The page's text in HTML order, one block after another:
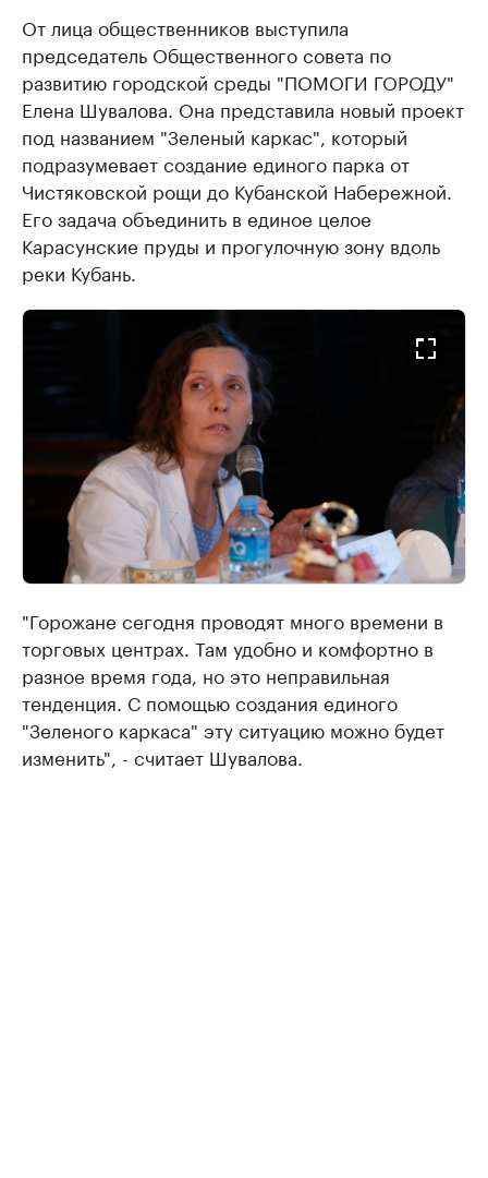
От лица общественников выступила
председатель Общественного совета по
развитию городской среды "ПОМОГИ ГОРОДУ"
Елена Шувалова. Она представила новый проект
под названием "Зеленый каркас", который
подразумевает создание единого парка от
Чистяковской рощи до Кубанской Набережной.
Его задача объединить в единое целое
Карасунские пруды и прогулочную зону вдоль
реки Кубань.
"Горожане сегодня проводят много времени в
торговых центрах. Там удобно и комфортно в
разное время года, но это неправильная
тенденция. С помощью создания единого
"Зеленого каркаса" эту ситуацию можно будет
изменить", - считает Шувалова.